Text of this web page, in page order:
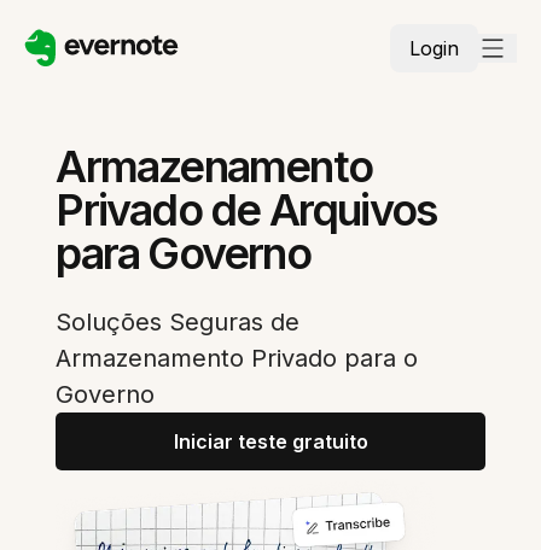
Login
Armazenamento
Privado de Arquivos
para Governo
Soluções Seguras de
Armazenamento Privado para o
Governo
Iniciar teste gratuito